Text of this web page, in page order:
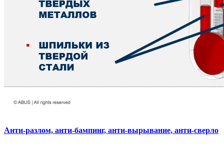
Анти-разлом, анти-бампинг, анти-вырывание, анти-сверло